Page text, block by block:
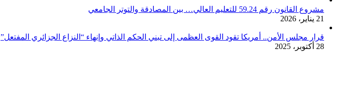
مشروع القانون رقم 59.24 للتعليم العالي… بين المصادقة والتوتر الجامعي
21 يناير، 2026
قرار مجلس الأمن.. أمريكا تقود القوى العظمى إلى تبني الحكم الذاتي وإنهاء “النزاع الجزائري المفتعل”
28 أكتوبر، 2025